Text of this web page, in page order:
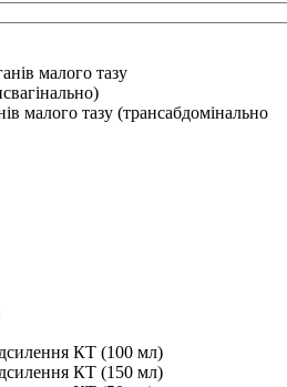
малого тазу
малого тазу (трансабдомінально
КТ (100 мл)
КТ (150 мл)